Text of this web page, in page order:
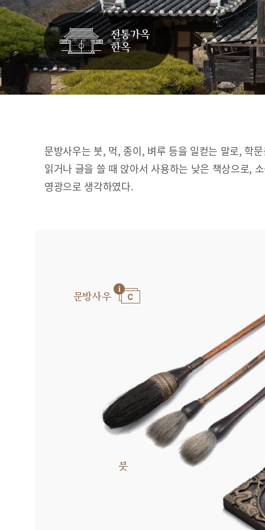
문방사우는 붓, 먹, 종이, 벼루 등을 일컫는 말로, 학
읽거나 글을 쓸 때 앉아서 사용하는 낮은 책상으로,
영광으로 생각하였다.
문방사우
붓